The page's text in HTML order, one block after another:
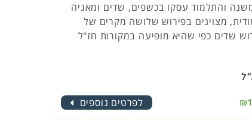
והתלמוד עסקו בכשפים, שדים ומאגיה
מצוינים בפירוש שלושה מקרים של
שדים כפי שהיא מופיעה במקורות חז"ל
לפרטים נוספים